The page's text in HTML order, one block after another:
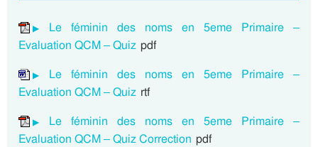
Le féminin des noms en 5eme Primaire –
Evaluation QCM – Quiz pdf
Le féminin des noms en 5eme Primaire –
Evaluation QCM – Quiz rtf
Le féminin des noms en 5eme Primaire –
Evaluation QCM – Quiz Correction pdf